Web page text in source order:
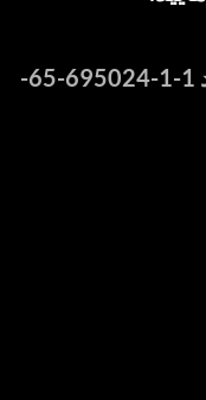
کد شامد 1-1-695024-65-